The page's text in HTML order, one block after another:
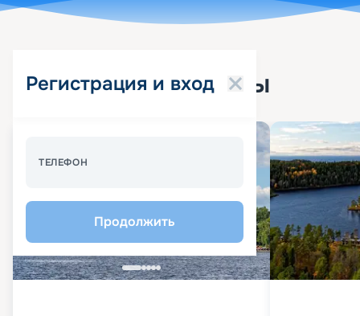
Регистрация и вход
ТЕЛЕФОН
Продолжить
Популярные круизы